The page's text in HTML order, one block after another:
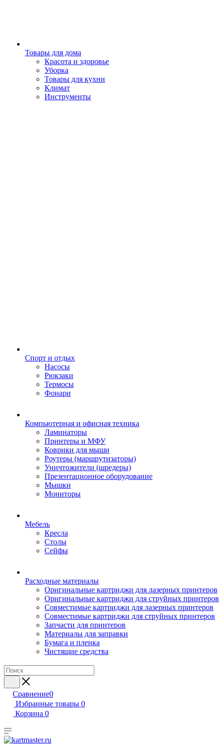
Товары для дома
Красота и здоровье
Уборка
Товары для кухни
Климат
Инструменты
Спорт и отдых
Насосы
Рюкзаки
Термосы
Фонари
Компьютерная и офисная техника
Ламинаторы
Принтеры и МФУ
Коврики для мыши
Роутеры (маршрутизаторы)
Уничтожители (шредеры)
Презентационное оборудование
Мышки
Мониторы
Мебель
Кресла
Столы
Сейфы
Расходные материалы
Оригинальные картриджи для лазерных принтеров
Оригинальные картриджи для струйных принтеров
Совместимые картриджи для лазерных принтеров
Совместимые картриджи для струйных принтеров
Запчасти для принтеров
Материалы для заправки
Бумага и пленка
Чистящие средства
Сравнение0
Избранные товары 0
Корзина 0